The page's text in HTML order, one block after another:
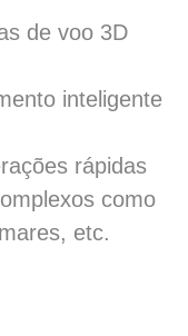
de voo 3D
inteligente
rápidas
como
etc.